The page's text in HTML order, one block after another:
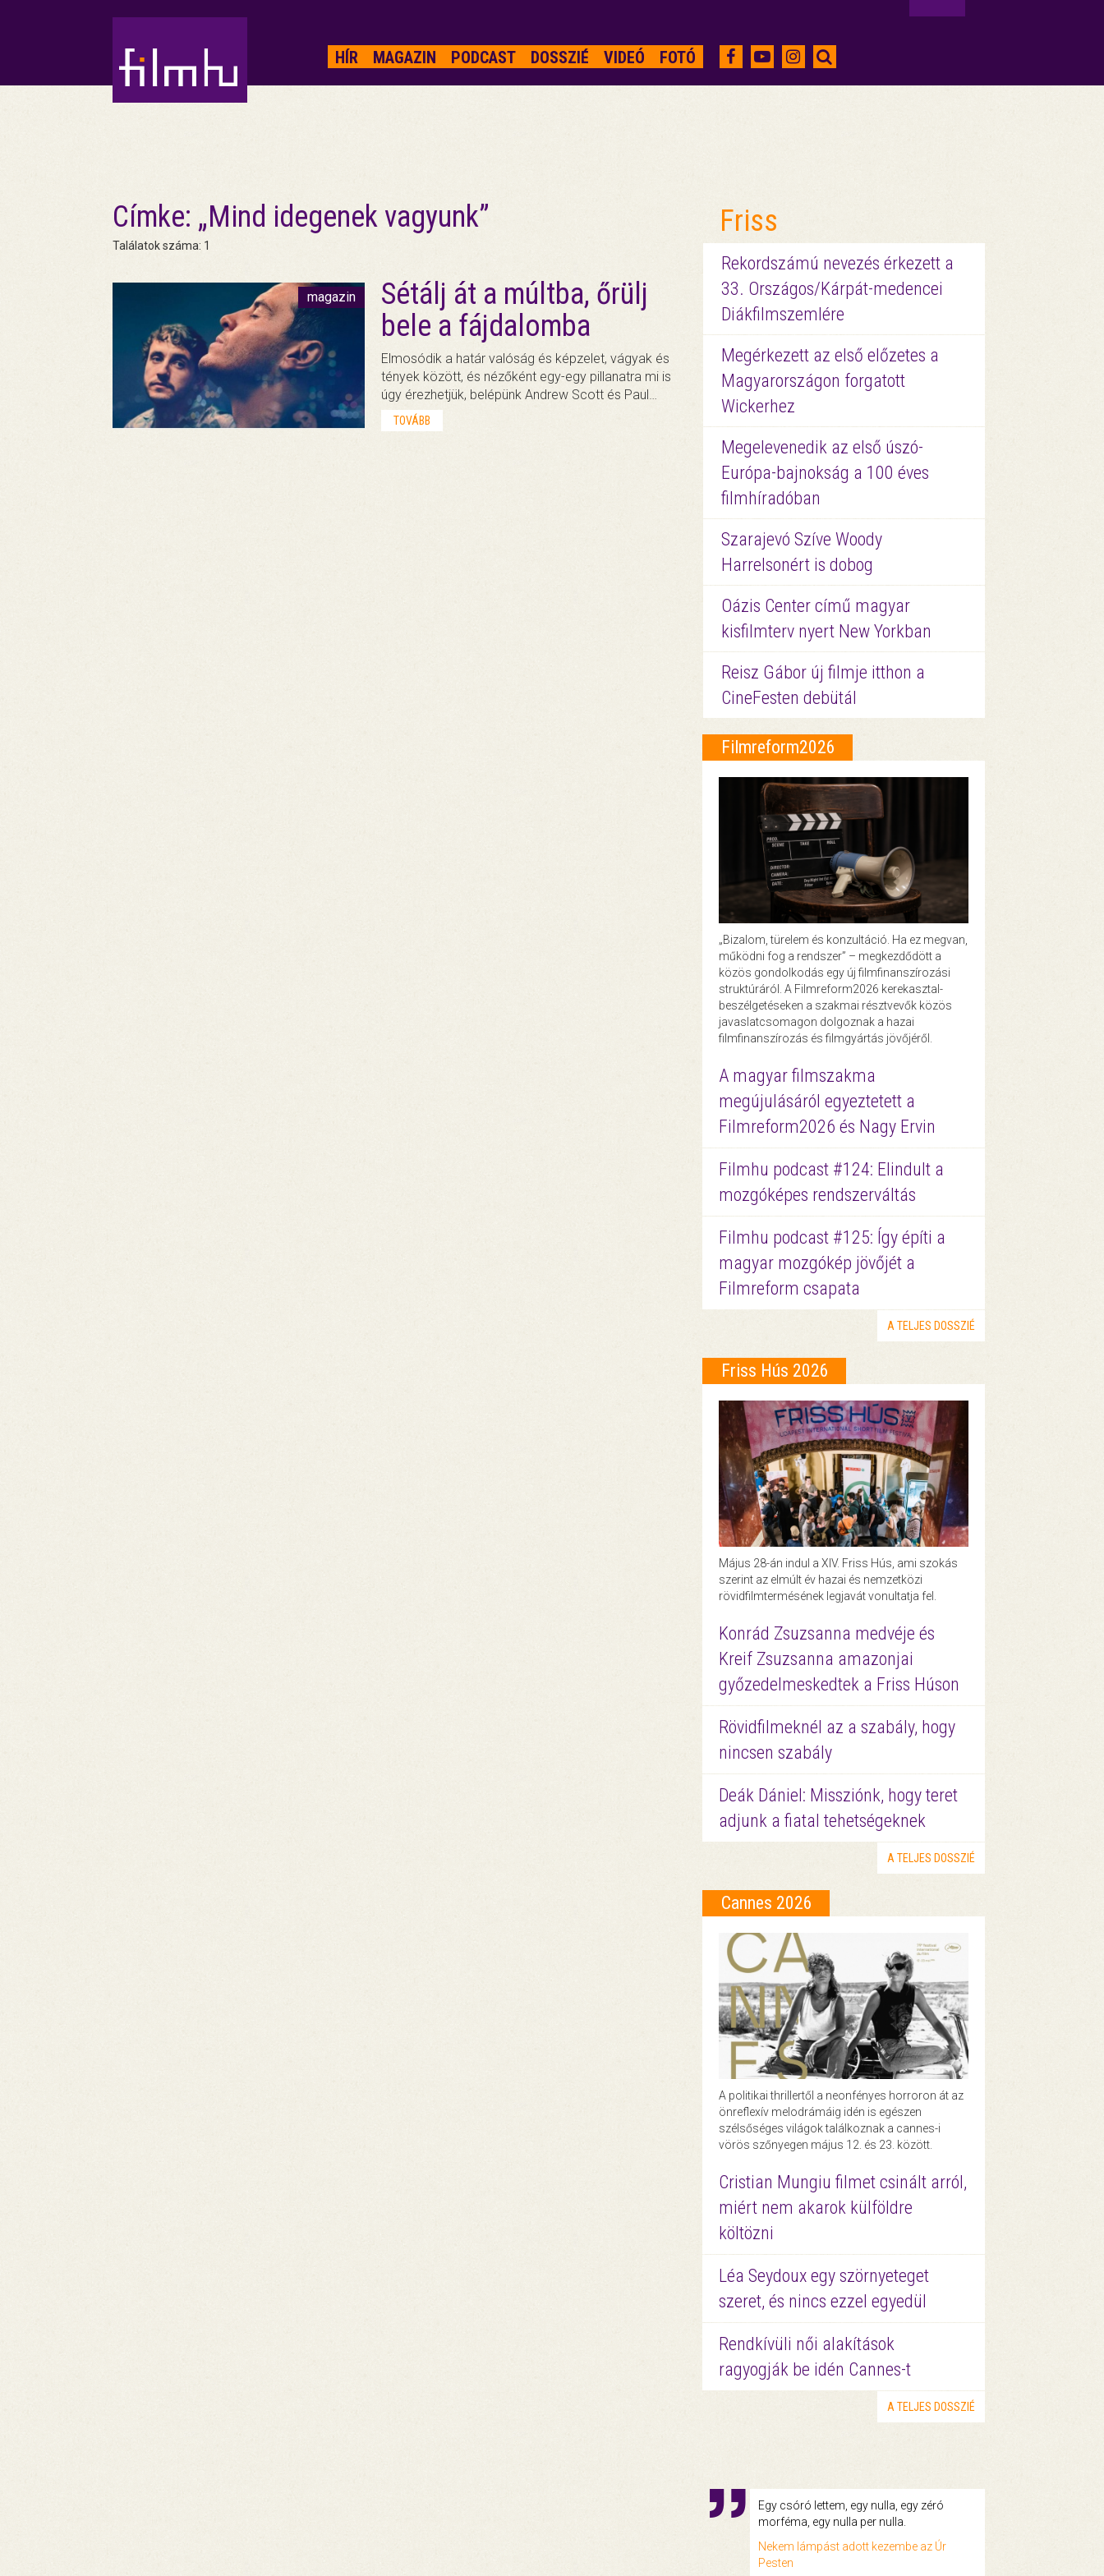
HÍR MAGAZIN PODCAST DOSSZIÉ VIDEÓ FOTÓ
Címke: „Mind idegenek vagyunk”
Találatok száma: 1
magazin
Sétálj át a múltba, őrülj
bele a fájdalomba
Elmosódik a határ valóság és képzelet, vágyak és
tények között, és nézőként egy-egy pillanatra mi is
úgy érezhetjük, belépünk Andrew Scott és Paul…
TOVÁBB
Friss
Rekordszámú nevezés érkezett a
33. Országos/Kárpát-medencei
Diákfilmszemlére
Megérkezett az első előzetes a
Magyarországon forgatott
Wickerhez
Megelevenedik az első úszó-
Európa-bajnokság a 100 éves
filmhíradóban
Szarajevó Szíve Woody
Harrelsonért is dobog
Oázis Center című magyar
kisfilmterv nyert New Yorkban
Reisz Gábor új filmje itthon a
CineFesten debütál
Filmreform2026
„Bizalom, türelem és konzultáció. Ha ez megvan,
működni fog a rendszer” – megkezdődött a
közös gondolkodás egy új filmfinanszírozási
struktúráról. A Filmreform2026 kerekasztal-
beszélgetéseken a szakmai résztvevők közös
javaslatcsomagon dolgoznak a hazai
filmfinanszírozás és filmgyártás jövőjéről.
A magyar filmszakma
megújulásáról egyeztetett a
Filmreform2026 és Nagy Ervin
Filmhu podcast #124: Elindult a
mozgóképes rendszerváltás
Filmhu podcast #125: Így építi a
magyar mozgókép jövőjét a
Filmreform csapata
A TELJES DOSSZIÉ
Friss Hús 2026
Május 28-án indul a XIV. Friss Hús, ami szokás
szerint az elmúlt év hazai és nemzetközi
rövidfilmtermésének legjavát vonultatja fel.
Konrád Zsuzsanna medvéje és
Kreif Zsuzsanna amazonjai
győzedelmeskedtek a Friss Húson
Rövidfilmeknél az a szabály, hogy
nincsen szabály
Deák Dániel: Missziónk, hogy teret
adjunk a fiatal tehetségeknek
A TELJES DOSSZIÉ
Cannes 2026
A politikai thrillertől a neonfényes horroron át az
önreflexív melodrámáig idén is egészen
szélsőséges világok találkoznak a cannes-i
vörös szőnyegen május 12. és 23. között.
Cristian Mungiu filmet csinált arról,
miért nem akarok külföldre
költözni
Léa Seydoux egy szörnyeteget
szeret, és nincs ezzel egyedül
Rendkívüli női alakítások
ragyogják be idén Cannes-t
A TELJES DOSSZIÉ
Egy csóró lettem, egy nulla, egy zéró
morféma, egy nulla per nulla.
Nekem lámpást adott kezembe az Úr
Pesten